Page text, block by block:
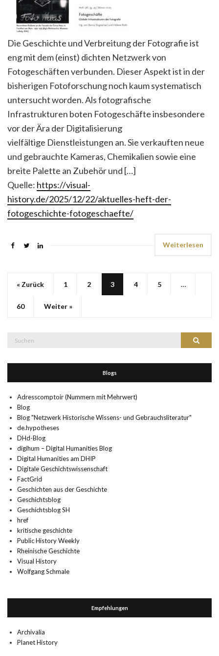
Die Geschichte und Verbreitung der Fotografie ist
eng mit dem (einst) dichten Netzwerk von
Fotogeschäften verbunden. Dieser Aspekt ist in der
bisherigen Fotoforschung noch kaum systematisch
untersucht worden. Als fotografische
Infrastrukturen boten Fotogeschäfte insbesondere
vor der Ära der Digitalisierung
vielfältige Dienstleistungen an. Sie verkauften neue
und gebrauchte Kameras, Chemikalien sowie eine
breite Palette an Zubehör und […]
Quelle: https://visual-
history.de/2025/12/22/aktuelles-heft-der-
fotogeschichte-fotogeschaefte/
Weiterlesen
« Zurück 1 2 3 4 5 …
60 Weiter »
Suchen
Blogs
Adresscomptoir (Nummern mit Mehrwert)
Blog
Blog "Netzwerk Historische Wissens- und Gebrauchsliteratur"
de.hypotheses
DHd-Blog
digihum – Digital Humanities Blog
Digital Humanities am DHIP
Digitale Geschichtswissenschaft
FactGrid
Geschichten aus der Geschichte
Geschichtsblog
Geschichtsblog SH
href
kritische geschichte
Public History Weekly
Rheinische Geschichte
Visual History
Wolfgang Schmale
Empfehlungen
Archivalia
Planet History